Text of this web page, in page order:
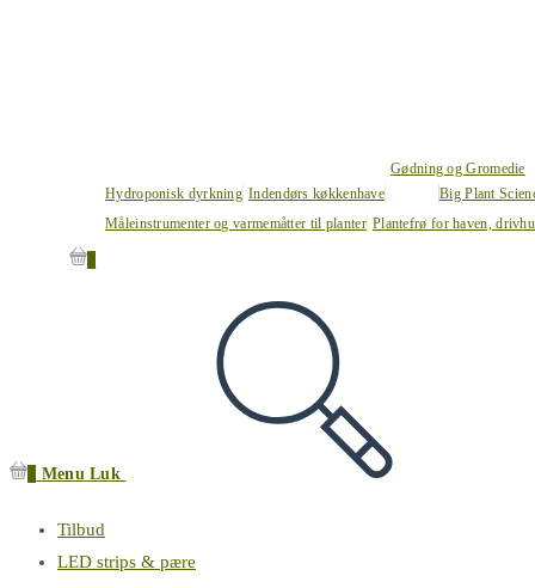
Hydroponisk dyrkning Indendørs køkkenhave
Gødning og Gromedie
Big Plant
Måleinstrumenter og varmemåtter til planter Plantefrø for haven,
Menu Luk
Tilbud
LED strips & pære